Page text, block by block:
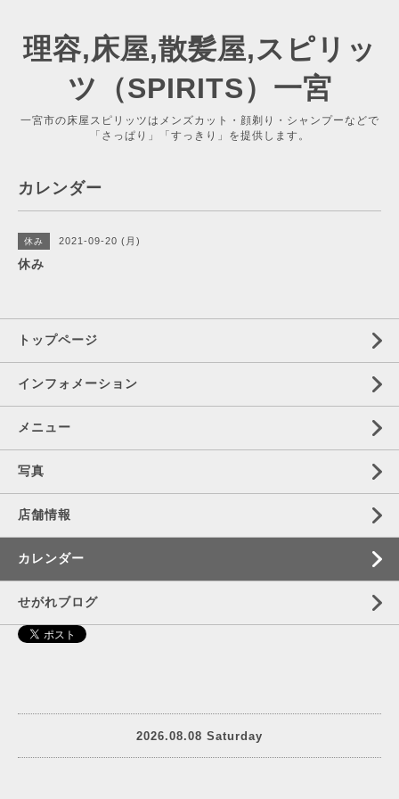
理容,床屋,散髪屋,スピリッ
ツ（SPIRITS）一宮
一宮市の床屋スピリッツはメンズカット・顔剃り・シャンプーなどで
「さっぱり」「すっきり」を提供します。
カレンダー
休み 2021-09-20 (月)
休み
トップページ
インフォメーション
メニュー
写真
店舗情報
カレンダー
せがれブログ
2026.08.08 Saturday